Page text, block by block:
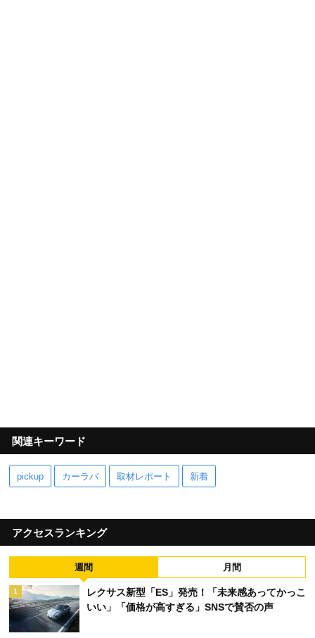
関連キーワード
pickup カーラバ 取材レポート 新着
アクセスランキング
週間 月間
1
レクサス新型「ES」発売！「未来感あってかっこ
いい」「価格が高すぎる」SNSで賛否の声